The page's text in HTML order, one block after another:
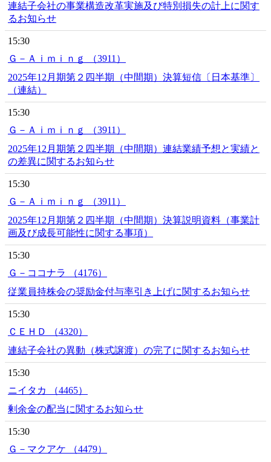
連結子会社の事業構造改革実施及び特別損失の計上に関す
るお知らせ
15:30
Ｇ－Ａｉｍｉｎｇ （3911）
2025年12月期第２四半期（中間期）決算短信〔日本基準〕
（連結）
15:30
Ｇ－Ａｉｍｉｎｇ （3911）
2025年12月期第２四半期（中間期）連結業績予想と実績と
の差異に関するお知らせ
15:30
Ｇ－Ａｉｍｉｎｇ （3911）
2025年12月期第２四半期（中間期）決算説明資料（事業計
画及び成長可能性に関する事項）
15:30
Ｇ－ココナラ （4176）
従業員持株会の奨励金付与率引き上げに関するお知らせ
15:30
ＣＥＨＤ （4320）
連結子会社の異動（株式譲渡）の完了に関するお知らせ
15:30
ニイタカ （4465）
剰余金の配当に関するお知らせ
15:30
Ｇ－マクアケ （4479）